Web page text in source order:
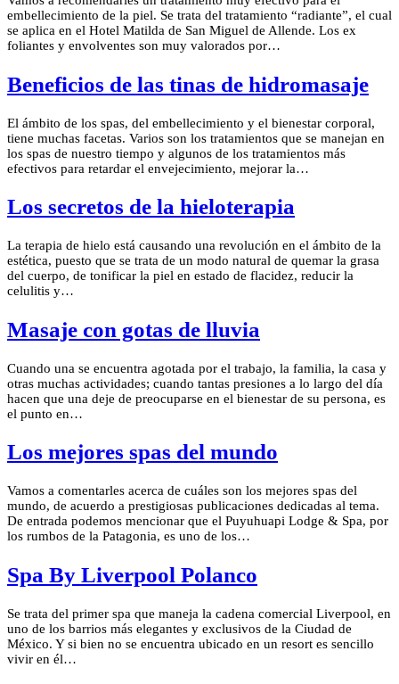
embellecimiento de la piel. Se trata del tratamiento “radiante”, el cual
se aplica en el Hotel Matilda de San Miguel de Allende. Los ex
foliantes y envolventes son muy valorados por…
Beneficios de las tinas de hidromasaje
El ámbito de los spas, del embellecimiento y el bienestar corporal,
tiene muchas facetas. Varios son los tratamientos que se manejan en
los spas de nuestro tiempo y algunos de los tratamientos más
efectivos para retardar el envejecimiento, mejorar la…
Los secretos de la hieloterapia
La terapia de hielo está causando una revolución en el ámbito de la
estética, puesto que se trata de un modo natural de quemar la grasa
del cuerpo, de tonificar la piel en estado de flacidez, reducir la
celulitis y…
Masaje con gotas de lluvia
Cuando una se encuentra agotada por el trabajo, la familia, la casa y
otras muchas actividades; cuando tantas presiones a lo largo del día
hacen que una deje de preocuparse en el bienestar de su persona, es
el punto en…
Los mejores spas del mundo
Vamos a comentarles acerca de cuáles son los mejores spas del
mundo, de acuerdo a prestigiosas publicaciones dedicadas al tema.
De entrada podemos mencionar que el Puyuhuapi Lodge & Spa, por
los rumbos de la Patagonia, es uno de los…
Spa By Liverpool Polanco
Se trata del primer spa que maneja la cadena comercial Liverpool, en
uno de los barrios más elegantes y exclusivos de la Ciudad de
México. Y si bien no se encuentra ubicado en un resort es sencillo
vivir en él…